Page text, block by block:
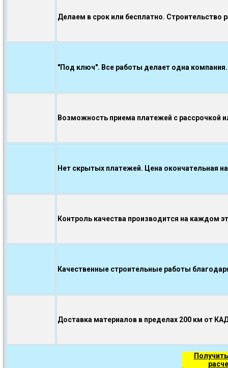
Делаем в срок или бесплатно. Строительство
"Под ключ". Все работы делает одна компания.
Возможность приема платежей с рассрочкой
Нет скрытых платежей. Цена окончательная
Контроль качества производится на каждом
Качественные строительные работы
Доставка материалов в пределах 200 км от